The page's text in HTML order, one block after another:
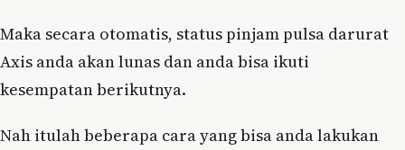
Maka secara otomatis, status pinjam pulsa darurat
Axis anda akan lunas dan anda bisa ikuti
kesempatan berikutnya.
Nah itulah beberapa cara yang bisa anda lakukan